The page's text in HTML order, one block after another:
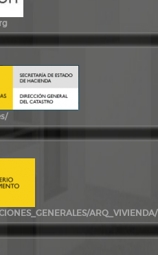
ARQ_VIVIENDA/